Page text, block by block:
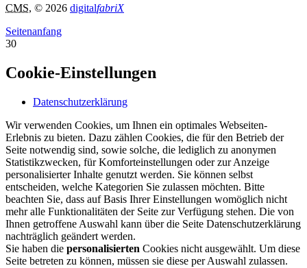
CMS, © 2026 digitalfabriX
Seitenanfang
30
Cookie-Einstellungen
Datenschutzerklärung
Wir verwenden Cookies, um Ihnen ein optimales Webseiten-
Erlebnis zu bieten. Dazu zählen Cookies, die für den Betrieb der
Seite notwendig sind, sowie solche, die lediglich zu anonymen
Statistikzwecken, für Komforteinstellungen oder zur Anzeige
personalisierter Inhalte genutzt werden. Sie können selbst
entscheiden, welche Kategorien Sie zulassen möchten. Bitte
beachten Sie, dass auf Basis Ihrer Einstellungen womöglich nicht
mehr alle Funktionalitäten der Seite zur Verfügung stehen. Die von
Ihnen getroffene Auswahl kann über die Seite Datenschutzerklärung
nachträglich geändert werden.
Sie haben die personalisierten Cookies nicht ausgewählt. Um diese
Seite betreten zu können, müssen sie diese per Auswahl zulassen.